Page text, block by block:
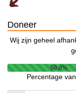
Doneer
Wij zijn geheel
50.0%
Percentage